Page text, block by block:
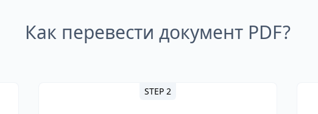
Как перевести документ PDF?
STEP 2